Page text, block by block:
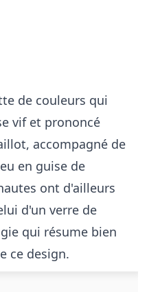
de couleurs qui
vif et prononcé
accompagné de
en guise de
ont d'ailleurs
d'un verre de
qui résume bien
ce design.